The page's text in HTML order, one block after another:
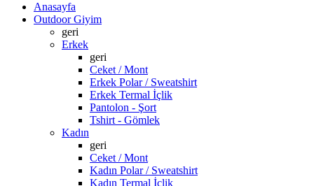
Anasayfa
Outdoor Giyim
geri
Erkek
geri
Ceket / Mont
Erkek Polar / Sweatshirt
Erkek Termal İçlik
Pantolon - Şort
Tshirt - Gömlek
Kadın
geri
Ceket / Mont
Kadın Polar / Sweatshirt
Kadın Termal İçlik